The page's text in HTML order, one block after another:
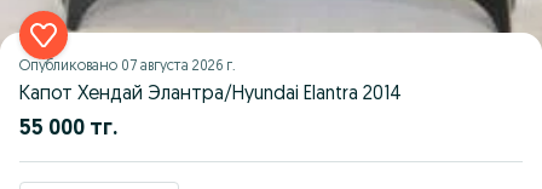
Опубликовано 07 августа 2026 г.
Капот Хендай Элантра/Hyundai Elantra 2014
55 000 тг.